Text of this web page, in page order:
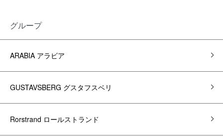
グループ
ARABIA アラビア
GUSTAVSBERG グスタフスベリ
Rorstrand ロールストランド